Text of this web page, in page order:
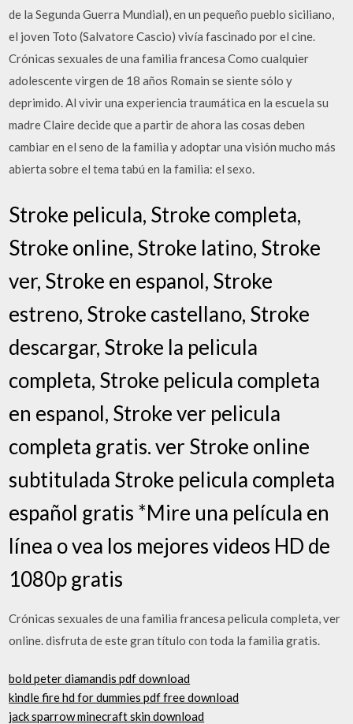
de la Segunda Guerra Mundial), en un pequeño pueblo siciliano,
el joven Toto (Salvatore Cascio) vivía fascinado por el cine.
Crónicas sexuales de una familia francesa Como cualquier
adolescente virgen de 18 años Romain se siente sólo y
deprimido. Al vivir una experiencia traumática en la escuela su
madre Claire decide que a partir de ahora las cosas deben
cambiar en el seno de la familia y adoptar una visión mucho más
abierta sobre el tema tabú en la familia: el sexo.
Stroke pelicula, Stroke completa,
Stroke online, Stroke latino, Stroke
ver, Stroke en espanol, Stroke
estreno, Stroke castellano, Stroke
descargar, Stroke la pelicula
completa, Stroke pelicula completa
en espanol, Stroke ver pelicula
completa gratis. ver Stroke online
subtitulada Stroke pelicula completa
español gratis *Mire una película en
línea o vea los mejores videos HD de
1080p gratis
Crónicas sexuales de una familia francesa pelicula completa, ver
online. disfruta de este gran título con toda la familia gratis.
bold peter diamandis pdf download
kindle fire hd for dummies pdf free download
jack sparrow minecraft skin download